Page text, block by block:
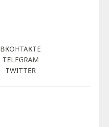
ВКОНТАКТЕ
TELEGRAM
TWITTER